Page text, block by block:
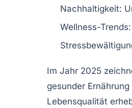
Nachhaltigkeit:
Wellness-Trends
Im Jahr 2025
gesunder Ernährung
Lebensqualität